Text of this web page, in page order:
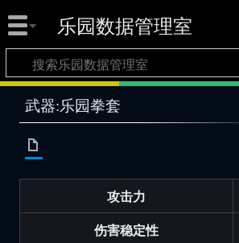
乐园数据管理室
武器:乐园拳套
攻击力
伤害稳定性